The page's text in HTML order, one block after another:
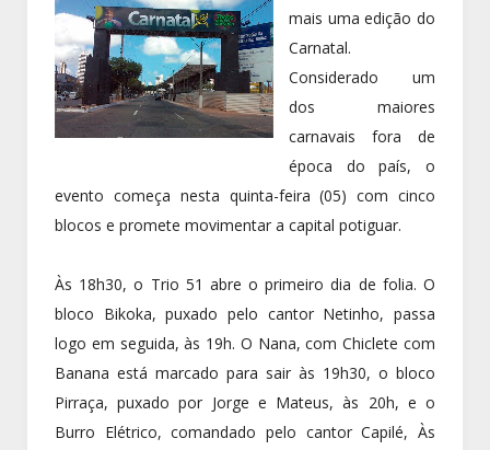
mais uma edição do
Carnatal.
Considerado um
dos maiores
carnavais fora de
época do país, o
evento começa nesta quinta-feira (05) com cinco
blocos e promete movimentar a capital potiguar.
Às 18h30, o Trio 51 abre o primeiro dia de folia. O
bloco Bikoka, puxado pelo cantor Netinho, passa
logo em seguida, às 19h. O Nana, com Chiclete com
Banana está marcado para sair às 19h30, o bloco
Pirraça, puxado por Jorge e Mateus, às 20h, e o
Burro Elétrico, comandado pelo cantor Capilé, Às